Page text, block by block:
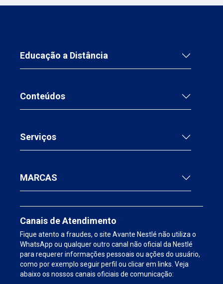
Educação a Distância
Conteúdos
Serviços
MARCAS
Canais de Atendimento
Fique atento a fraudes, o site Avante Nestlé não utiliza o
WhatsApp ou qualquer outro canal não oficial da Nestlé
para requerer informações pessoais ou ações do usuário,
como por exemplo seguir perfil ou clicar em links. Veja
abaixo os nossos canais oficiais de comunicação: